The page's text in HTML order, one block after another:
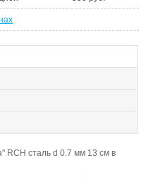
RCH сталь d 0.7 мм 13 см в